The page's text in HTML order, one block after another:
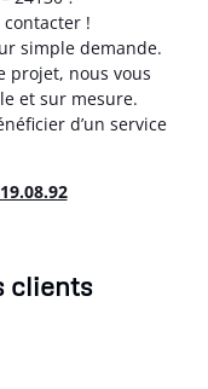
contacter !
simple demande.
projet, nous vous
et sur mesure.
d’un service
clients